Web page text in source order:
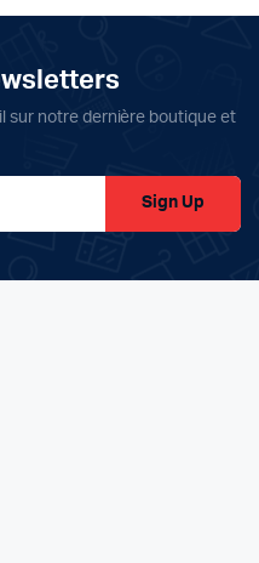
était :
est :
sur notre dernière boutique et
Sign Up